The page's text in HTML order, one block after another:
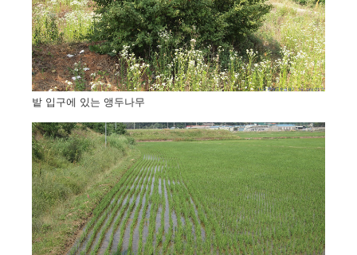
밭 입구에 있는 앵두나무